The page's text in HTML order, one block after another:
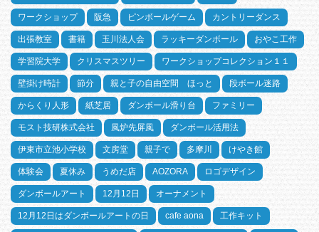
ワークショップ 阪急 ピンボールゲーム カントリーダンス
出張教室 書籍 玉川法人会 ラッキーダンボール おやこ工作
学習院大学 クリスマスツリー ワークショップコレクション１１
壁掛け時計 節分 親と子の自由空間 ほっと 段ボール迷路
からくり人形 紙芝居 ダンボール滑り台 ファミリー
モスト技研株式会社 風炉先屏風 ダンボール活用法
伊東市立池小学校 文房堂 親子で 多摩川 けやき館
体験会 夏休み うめだ店 AOZORA ロゴデザイン
ダンボールアート 12月12日 オーナメント
12月12日はダンボールアートの日 cafe aona 工作キット